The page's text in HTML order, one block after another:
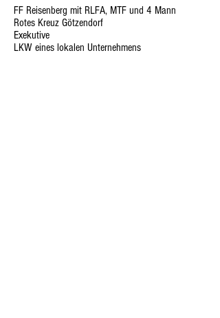
FF Reisenberg mit RLFA, MTF und 4 Mann
Rotes Kreuz Götzendorf
Exekutive
LKW eines lokalen Unternehmens